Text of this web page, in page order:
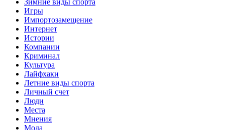
Игры
Импортозамещение
Интернет
Истории
Компании
Криминал
Культура
Лайфхаки
Летние виды спорта
Личный счет
Люди
Места
Мнения
Мода